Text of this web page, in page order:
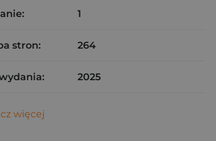
1
stron: 264
2025
więcej